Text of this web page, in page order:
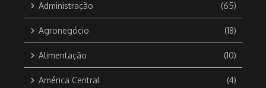
Administração (65)
Agronegócio (18)
Alimentação (10)
América Central (4)